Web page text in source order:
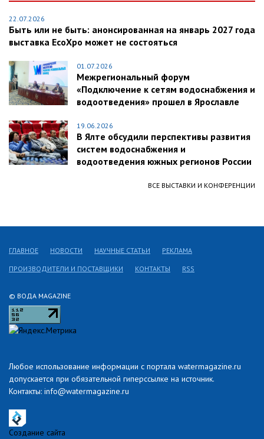
22.07.2026
Быть или не быть: анонсированная на январь 2027 года
выставка EcoXpo может не состояться
01.07.2026
Межрегиональный форум
«Подключение к сетям водоснабжения и
водоотведения» прошел в Ярославле
19.06.2026
В Ялте обсудили перспективы развития
систем водоснабжения и
водоотведения южных регионов России
ВСЕ ВЫСТАВКИ И КОНФЕРЕНЦИИ
© ВОДА MAGAZINE
Любое использование информации с портала watermagazine.ru
допускается при обязательной гиперссылке на источник.
Контакты: info@watermagazine.ru
ГЛАВНОЕ НОВОСТИ НАУЧНЫЕ СТАТЬИ РЕКЛАМА
ПРОИЗВОДИТЕЛИ И ПОСТАВЩИКИ КОНТАКТЫ RSS
Создание сайта